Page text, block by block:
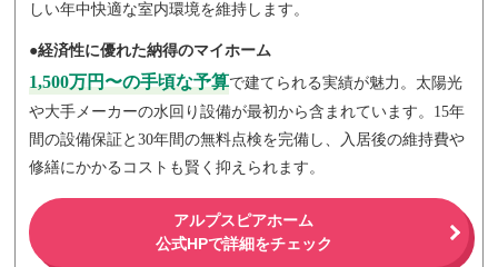
しい年中快適な室内環境を維持します。
●経済性に優れた納得のマイホーム
1,500万円〜の手頃な予算で建てられる実績が魅力。太陽光
や大手メーカーの水回り設備が最初から含まれています。15年
間の設備保証と30年間の無料点検を完備し、入居後の維持費や
修繕にかかるコストも賢く抑えられます。
アルプスピアホーム
公式HPで詳細をチェック